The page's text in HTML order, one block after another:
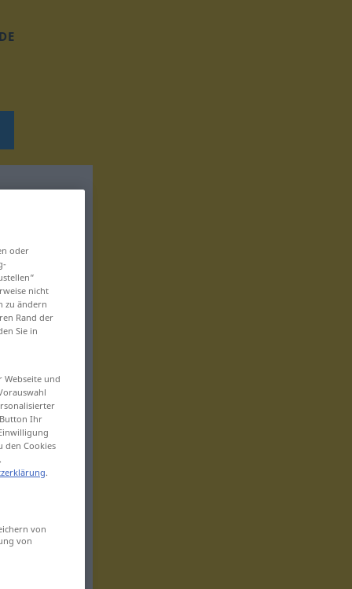
DE
oder
nicht
zu ändern
Rand der
Sie in
und
Ihr
den Cookies
.
von
von